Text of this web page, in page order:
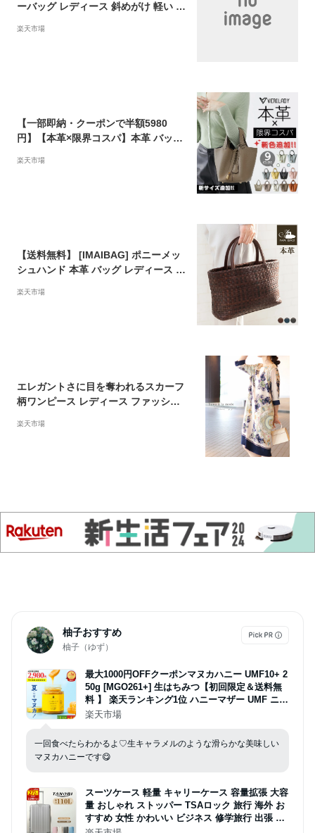
ーバッグ レディース 斜めがけ 軽い 本
本革バッグ レザー 旅行バッグ 牛革 ベ
楽天市場
【一部即納・クーポンで半額5980
円】【本革×限界コスパ】本革 バッグ
ートバッグ レザー ボストンバッグ セ
楽天市場
【送料無料】 [IMAIBAG] ポニーメッ
シュハンド 本革 バッグ レディース ハ
ト 本革 馬革 ギフト 贈り物 成人祝 就
楽天市場
エレガントさに目を奪われるスカーフ
柄ワンピース レディース ファッショ
ミモレ 大人可愛い 40代 レディースフ
楽天市場
柚子おすすめ
柚子（ゆず）
最大1000円OFFクーポンマヌカハニー UMF10+ 2
50g [MGO261+] 生はちみつ【初回限定＆送料無
料 】 楽天ランキング1位 ハニーマザー UMF ニュ
ージーランド 非加熱 無添加 無加工 喉 痛み ケア
楽天市場
一回食べたらわかるよ♡生キャラメルのような滑らかな美味しい
マヌカハニーです😋
スーツケース 軽量 キャリーケース 容量拡張 大容
量 おしゃれ ストッパー TSAロック 旅行 海外 お
すすめ 女性 かわいい ビジネス 修学旅行 出張 S
サイズ Mサイズ Lサイズ お盆 小型 中型 大型 TA